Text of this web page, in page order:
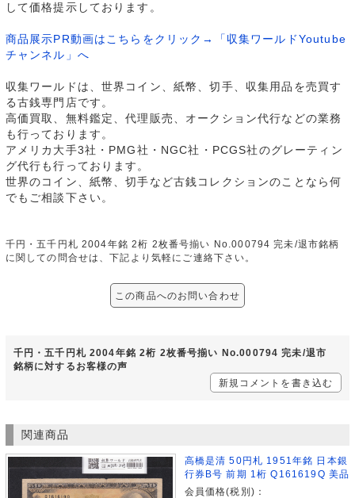
して価格提示しております。
商品展示PR動画はこちらをクリック→「収集ワールドYoutube
チャンネル」へ
収集ワールドは、世界コイン、紙幣、切手、収集用品を売買す
る古銭専門店です。
高価買取、無料鑑定、代理販売、オークション代行などの業務
も行っております。
アメリカ大手3社・PMG社・NGC社・PCGS社のグレーティン
グ代行も行っております。
世界のコイン、紙幣、切手など古銭コレクションのことなら何
でもご相談下さい。
千円・五千円札 2004年銘 2桁 2枚番号揃い No.000794 完未/退市銘柄
に関しての問合せは、下記より気軽にご連絡下さい。
この商品へのお問い合わせ
千円・五千円札 2004年銘 2桁 2枚番号揃い No.000794 完未/退市
銘柄に対するお客様の声
新規コメントを書き込む
関連商品
高橋是清 50円札 1951年銘 日本銀
行券B号 前期 1桁 Q161619Q 美品
会員価格(税別)：